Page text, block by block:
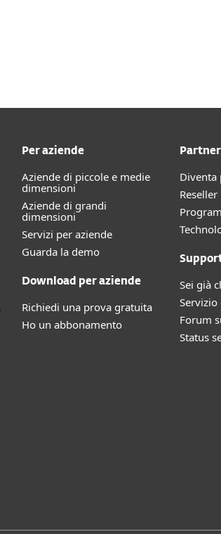
Per aziende
Aziende di piccole e medie
dimensioni
Aziende di grandi
dimensioni
Servizi per aziende
Guarda la demo
Download per aziende
Richiedi una prova gratuita
Ho un abbonamento
Diventa
Sei già
Servizio
Forum
Status